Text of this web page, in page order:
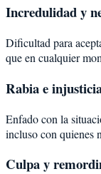
Incredulidad y
Dificultad para
que en cualquier
Rabia e
Enfado con la
incluso con quienes
Culpa y